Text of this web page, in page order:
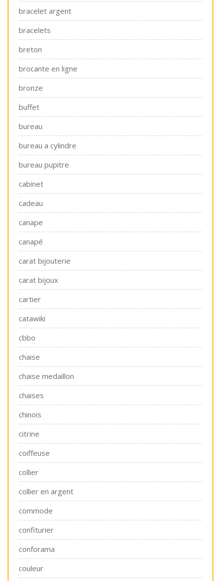
bracelet argent
bracelets
breton
brocante en ligne
bronze
buffet
bureau
bureau a cylindre
bureau pupitre
cabinet
cadeau
canape
canapé
carat bijouterie
carat bijoux
cartier
catawiki
cbbo
chaise
chaise medaillon
chaises
chinois
citrine
coiffeuse
collier
collier en argent
commode
confiturier
conforama
couleur